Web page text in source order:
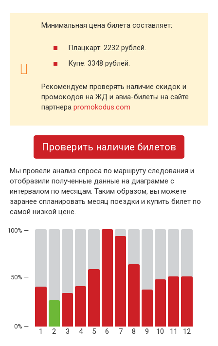
Минимальная цена билета составляет:
Плацкарт: 2232 рублей.
Купе: 3348 рублей.
Рекомендуем проверять наличие скидок и
промокодов на ЖД и авиа-билеты на сайте
партнера promokodus.com
Проверить наличие билетов
Мы провели анализ спроса по маршруту следования и
отобразили полученные данные на диаграмме с
интервалом по месяцам. Таким образом, вы можете
заранее спланировать месяц поездки и купить билет по
самой низкой цене.
50% —
1 2 3 4 5 6 7 8 9 10 11 12